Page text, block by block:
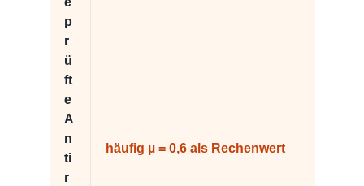
p
r
ü
ft
e
A
n
ti
r
häufig µ = 0,6 als Rechenwert